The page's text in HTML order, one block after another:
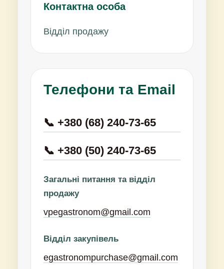
Контактна особа
Відділ продажу
Телефони та Email
📞 +380 (68) 240-73-65
📞 +380 (50) 240-73-65
Загальні питання та відділ
продажу
vpegastronom@gmail.com
Відділ закупівель
egastronompurchase@gmail.com